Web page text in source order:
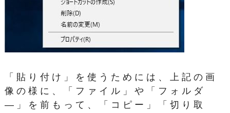
「貼り付け」を使うためには、上記の画
像の様に、「ファイル」や「フォルダ
―」を前もって、「コピー」「切り取